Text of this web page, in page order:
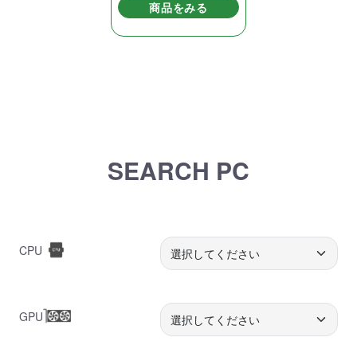
商品をみる
SEARCH PC
CPU
GPU